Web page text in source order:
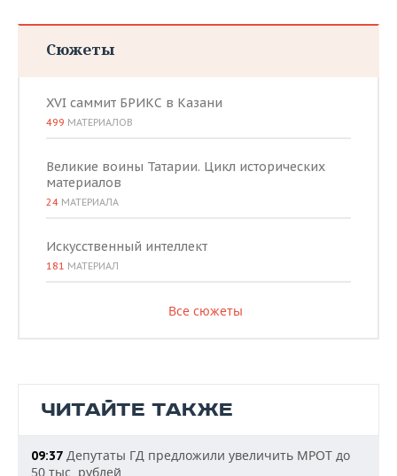
Сюжеты
XVI саммит БРИКС в Казани
499 МАТЕРИАЛОВ
Великие воины Татарии. Цикл исторических
материалов
24 МАТЕРИАЛА
Искусственный интеллект
181 МАТЕРИАЛ
Все сюжеты
ЧИТАЙТЕ ТАКЖЕ
09:37 Депутаты ГД предложили увеличить МРОТ до
50 тыс. рублей